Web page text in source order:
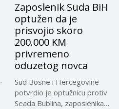
Zaposlenik Suda BiH
optužen da je
prisvojio skoro
200.000 KM
privremeno
oduzetog novca
Sud Bosne i Hercegovine
potvrdio je optužnicu protiv
Seada Bublina, zaposlenika